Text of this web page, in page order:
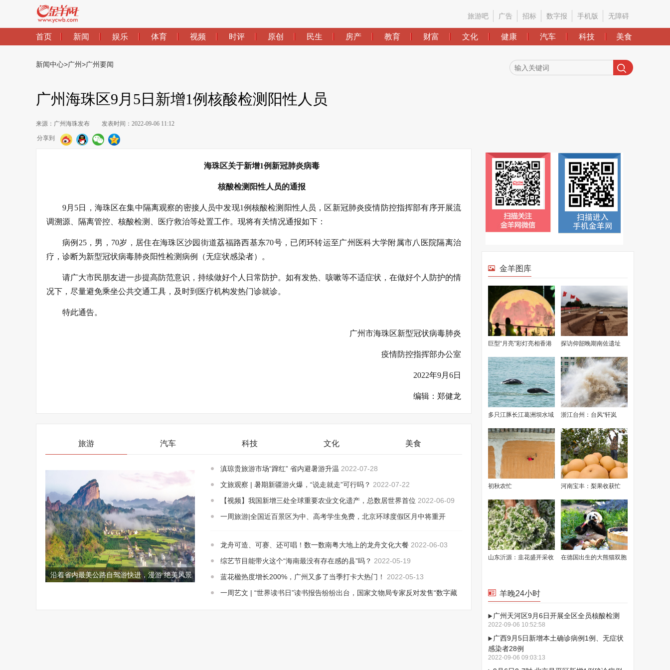
旅游吧 广告 招标 数字报 手机版 无障碍
首页 新闻 娱乐 体育 视频 时评 原创 民生 房产 教育 财富 文化 健康 汽车 科技 美食
新闻中心>广州>广州要闻
广州海珠区9月5日新增1例核酸检测阳性人员
来源：广州海珠发布 发表时间：2022-09-06 11:12
分享到
海珠区关于新增1例新冠肺炎病毒
核酸检测阳性人员的通报
9月5日，海珠区在集中隔离观察的密接人员中发现1例核酸检测阳性人员，区新冠肺炎疫情防控指挥部有序开展流
调溯源、隔离管控、核酸检测、医疗救治等处置工作。现将有关情况通报如下：
病例25，男，70岁，居住在海珠区沙园街道荔福路西基东70号，已闭环转运至广州医科大学附属市八医院隔离治
疗，诊断为新型冠状病毒肺炎阳性检测病例（无症状感染者）。
请广大市民朋友进一步提高防范意识，持续做好个人日常防护。如有发热、咳嗽等不适症状，在做好个人防护的情
况下，尽量避免乘坐公共交通工具，及时到医疗机构发热门诊就诊。
特此通告。
广州市海珠区新型冠状病毒肺炎
疫情防控指挥部办公室
2022年9月6日
编辑：郑健龙
旅游 汽车 科技 文化 美食
沿着省内最美公路自驾游快进，漫游 绝美风景
滇琼贵旅游市场“蹿红” 省内避暑游升温 2022-07-28
文旅观察 | 暑期新疆游火爆，“说走就走”可行吗？ 2022-07-22
【视频】我国新增三处全球重要农业文化遗产，总数居世界首位 2022-06-09
一周旅游|全国近百景区为中、高考学生免费，北京环球度假区月中将重开
龙舟可造、可赛、还可唱！数一数南粤大地上的龙舟文化大餐 2022-06-03
综艺节目能带火这个“海南最没有存在感的县”吗？ 2022-05-19
蓝花楹热度增长200%，广州又多了当季打卡大热门！
2022-05-13
一周艺文 | “世界读书日”读书报告纷纷出台，国家文物局专家反对发售“数字藏
金羊图库
巨型“月亮”彩灯亮相香港
佐敦谷水道花园
探访仰韶晚期南佐遗址
多只江豚长江葛洲坝水域
冲浪戏水
浙江台州：台风“轩岚
诺”逼近 沿海掀起惊涛巨
浪
初秋农忙 河南宝丰：梨果收获忙
山东沂源：韭花盛开采收 在德国出生的大熊猫双胞
羊晚24小时
广州天河区9月6日开展全区全员核酸检测
2022-09-06 10:52:58
广西9月5日新增本土确诊病例1例、无症状
感染者28例
2022-09-06 09:03:13